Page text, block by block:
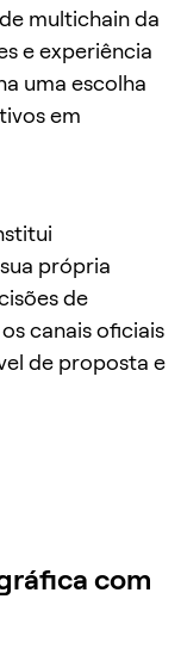
multichain da
e experiência
uma escolha
em
própria
de
canais oficiais
de proposta e
com